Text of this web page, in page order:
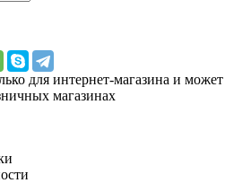
для интернет-магазина и может
магазинах